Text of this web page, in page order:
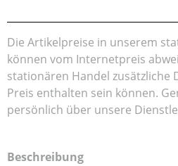
Die Artikelpreise in unserem
können vom Internetpreis
stationären Handel zusätzliche
Preis enthalten sein können.
persönlich über unsere
Beschreibung